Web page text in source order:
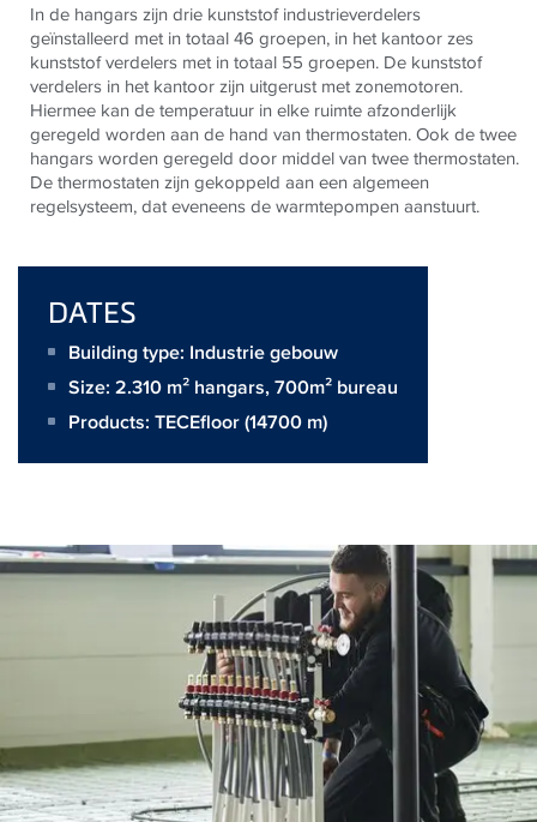
In de hangars zijn drie kunststof industrieverdelers
geïnstalleerd met in totaal 46 groepen, in het kantoor zes
kunststof verdelers met in totaal 55 groepen. De kunststof
verdelers in het kantoor zijn uitgerust met zonemotoren.
Hiermee kan de temperatuur in elke ruimte afzonderlijk
geregeld worden aan de hand van thermostaten. Ook de twee
hangars worden geregeld door middel van twee thermostaten.
De thermostaten zijn gekoppeld aan een algemeen
regelsysteem, dat eveneens de warmtepompen aanstuurt.
DATES
Building type: Industrie gebouw
Size: 2.310 m² hangars, 700m² bureau
Products: TECEfloor(14700 m)